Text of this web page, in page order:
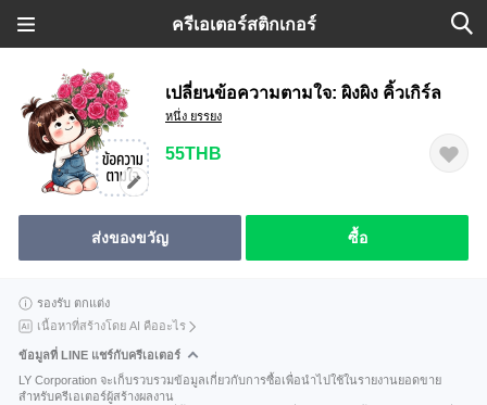
ครีเอเตอร์สติกเกอร์
เปลี่ยนข้อความตามใจ: ผิงผิง คิ้วเกิร์ล
หนึ่ง ยรรยง
55THB
ส่งของขวัญ ซื้อ
รองรับ ตกแต่ง
เนื้อหาที่สร้างโดย AI คืออะไร
ข้อมูลที่ LINE แชร์กับครีเอเตอร์
LY Corporation จะเก็บรวบรวมข้อมูลเกี่ยวกับการซื้อเพื่อนำไปใช้ในรายงานยอดขาย
สำหรับครีเอเตอร์ผู้สร้างผลงาน